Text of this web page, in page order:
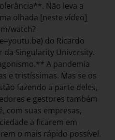
Não leva a
olhada [neste vídeo]
watch?
do Ricardo
da Singularity University.
A pandemia
e tristíssimas. Mas se os
fazendo a parte deles,
e gestores também
com suas empresas,
a ficarem em
o mais rápido possível.